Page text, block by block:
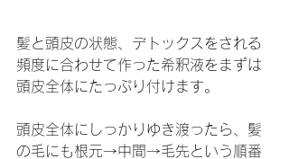
髪と頭皮の状態、デトックスをされる
頻度に合わせて作った希釈液をまずは
頭皮全体にたっぷり付けます。
頭皮全体にしっかりゆき渡ったら、髪
の毛にも根元→中間→毛先という順番